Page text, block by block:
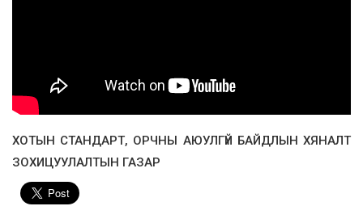
ХОТЫН СТАНДАРТ, ОРЧНЫ АЮУЛГҮЙ БАЙДЛЫН ХЯНАЛТ
ЗОХИЦУУЛАЛТЫН ГАЗАР